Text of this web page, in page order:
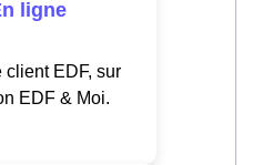
ligne
client EDF, sur
EDF & Moi.